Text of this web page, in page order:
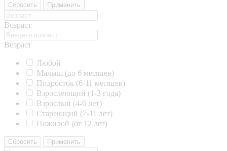
Сбросить Применить
Возраст
Возраст
Любой
Малыш (до 6 месяцев)
Подросток (6-11 месяцев)
Взрослеющий (1-3 года)
Взрослый (4-6 лет)
Стареющий (7-11 лет)
Пожилой (от 12 лет)
Сбросить Применить